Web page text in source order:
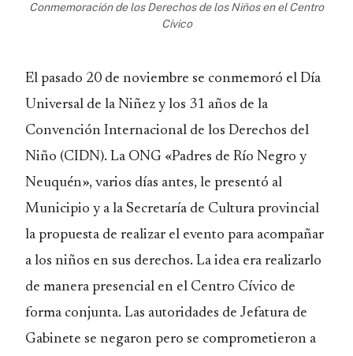
Conmemoración de los Derechos de los Niños en el Centro
Cívico
El pasado 20 de noviembre se conmemoró el Día
Universal de la Niñez y los 31 años de la
Convención Internacional de los Derechos del
Niño (CIDN). La ONG «Padres de Río Negro y
Neuquén», varios días antes, le presentó al
Municipio y a la Secretaría de Cultura provincial
la propuesta de realizar el evento para acompañar
a los niños en sus derechos. La idea era realizarlo
de manera presencial en el Centro Cívico de
forma conjunta. Las autoridades de Jefatura de
Gabinete se negaron pero se comprometieron a